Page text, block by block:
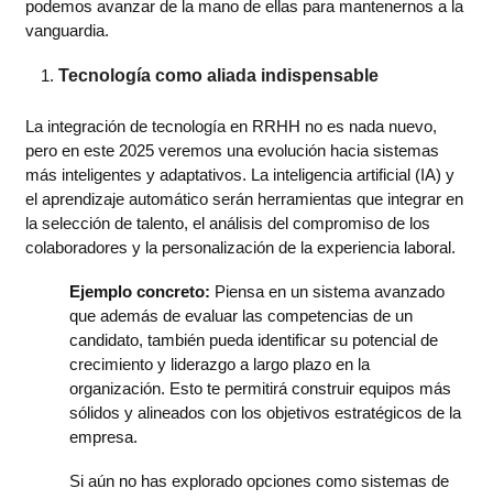
podemos avanzar de la mano de ellas para mantenernos a la
vanguardia.
Tecnología como aliada indispensable
La integración de tecnología en RRHH no es nada nuevo,
pero en este 2025 veremos una evolución hacia sistemas
más inteligentes y adaptativos. La inteligencia artificial (IA) y
el aprendizaje automático serán herramientas que integrar en
la selección de talento, el análisis del compromiso de los
colaboradores y la personalización de la experiencia laboral.
Ejemplo concreto: Piensa en un sistema avanzado
que además de evaluar las competencias de un
candidato, también pueda identificar su potencial de
crecimiento y liderazgo a largo plazo en la
organización. Esto te permitirá construir equipos más
sólidos y alineados con los objetivos estratégicos de la
empresa.
Si aún no has explorado opciones como sistemas de